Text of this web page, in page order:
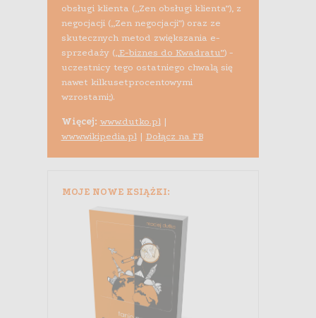
obsługi klienta („Zen obsługi klienta”), z
negocjacji („Zen negocjacji”) oraz ze
skutecznych metod zwiększania e-
sprzedaży („E-biznes do Kwadratu”) -
uczestnicy tego ostatniego chwalą się
nawet kilkusetprocentowymi
wzrostami;).
Więcej: www.dutko.pl|
www.wikipedia.pl| Dołącz na FB
MOJE NOWE KSIĄŻKI: